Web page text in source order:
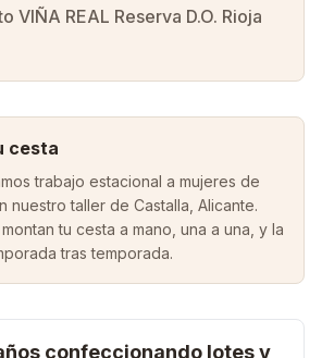
VIÑA REAL Reserva D.O. Rioja
cesta
trabajo estacional a mujeres de
nuestro taller de Castalla, Alicante.
tu cesta a mano, una a una, y la
tras temporada.
confeccionando lotes y